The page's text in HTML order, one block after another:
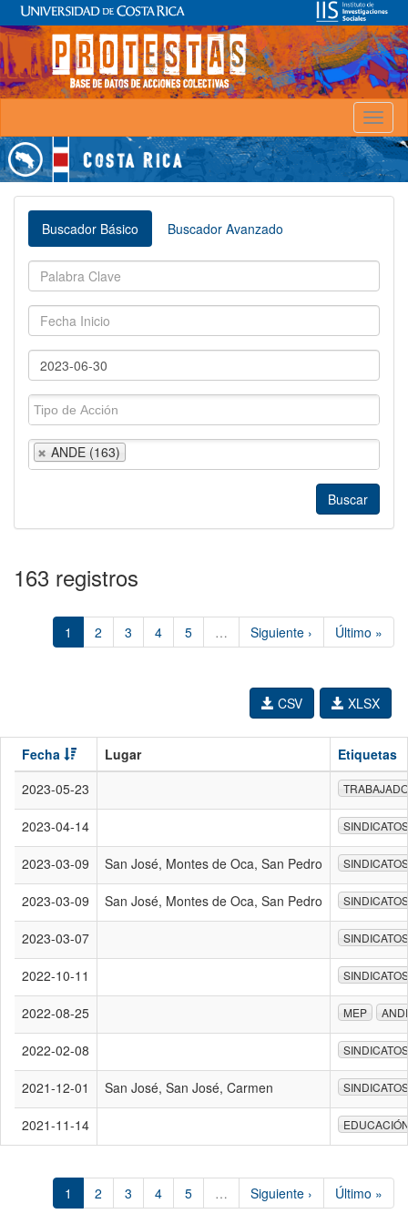
Buscador Básico Buscador Avanzado
ANDE (163)
163 registros
1 2 3 4 5 … Siguiente › Último »
XLSX
CSV
Fecha Lugar
Etiquetas
2023-05-23
2023-04-14 SINDICATOS
2023-03-09 San José, Montes de Oca, San Pedro SINDICATOS
2023-03-09 San José, Montes de Oca, San Pedro SINDICATOS
2023-03-07 SINDICATOS
2022-10-11 SINDICATOS
2022-08-25 MEP
2022-02-08 SINDICATOS
2021-12-01 San José, San José, Carmen SINDICATOS
2021-11-14
1 2 3 4 5 … Siguiente › Último »